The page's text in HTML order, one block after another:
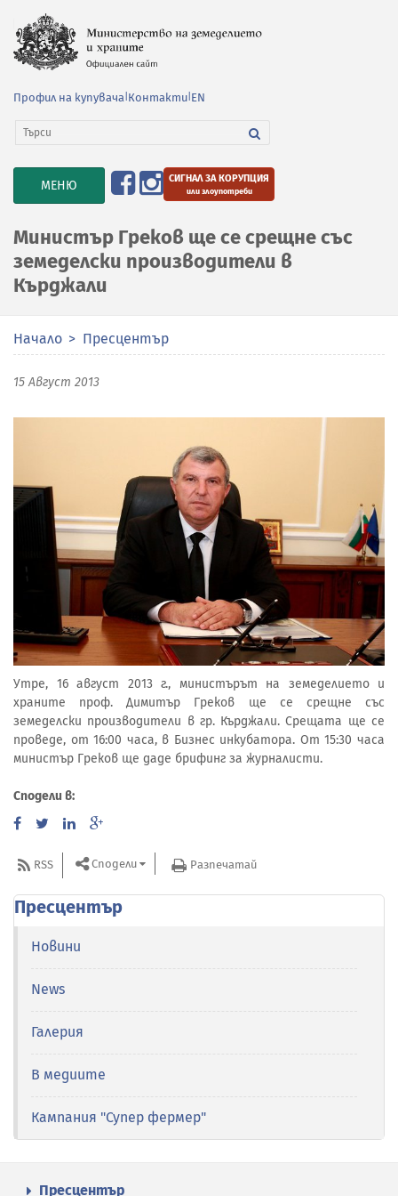
Профил на купувача Контакти EN
TOGGLE
NAVIGATION
МЕНЮ СИГНАЛ ЗА КОРУПЦИЯ
или злоупотреби
Министър Греков ще се срещне със
земеделски производители в
Кърджали
Начало Пресцентър
15 Август 2013
Утре, 16 август 2013 г., министърът на земеделието и
храните проф. Димитър Греков ще се срещне със
земеделски производители в гр. Кърджали. Срещата ще се
проведе, от 16:00 часа, в Бизнес инкубатора. От 15:30 часа
министър Греков ще даде брифинг за журналисти.
Сподели в:
RSS Сподели Разпечатай
Пресцентър
Новини
News
Галерия
В медиите
Кампания "Супер фермер"
Пресцентър